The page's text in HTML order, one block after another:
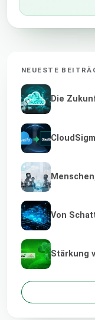
NEUESTE
Die
Von
Stärkung